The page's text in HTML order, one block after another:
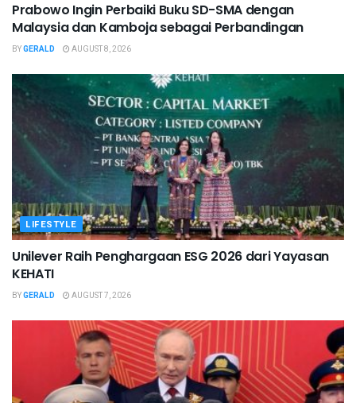
Prabowo Ingin Perbaiki Buku SD-SMA dengan
Malaysia dan Kamboja sebagai Perbandingan
BYGERALD AUGUST 8, 2026
LIFESTYLE
Unilever Raih Penghargaan ESG 2026 dari Yayasan
KEHATI
BYGERALD AUGUST 7, 2026